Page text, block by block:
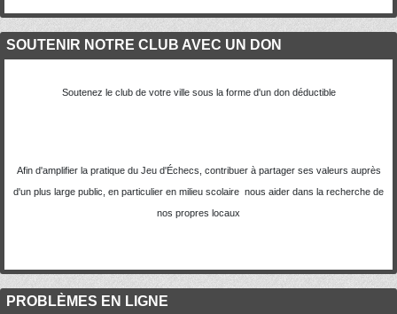
SOUTENIR NOTRE CLUB AVEC UN DON
Soutenez le club de votre ville sous la forme d'un don déductible
Afin d'amplifier la pratique du Jeu d'Échecs, contribuer à partager ses valeurs auprès
d'un plus large public, en particulier en milieu scolaire nous aider dans la recherche de
nos propres locaux
PROBLÈMES EN LIGNE